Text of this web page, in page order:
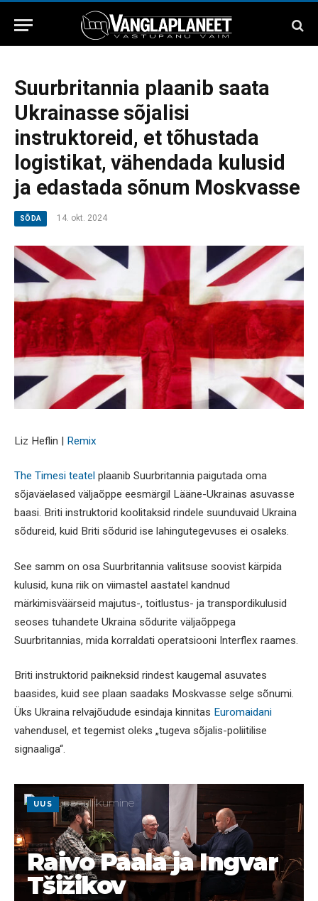
Suurbritannia plaanib saata
Ukrainasse sõjalisi
instruktoreid, et tõhustada
logistikat, vähendada kulusid
ja edastada sõnum Moskvasse
SÕDA 14. okt. 2024
Liz Heflin | Remix
The Timesi teatel plaanib Suurbritannia paigutada oma
sõjaväelased väljaõppe eesmärgil Lääne-Ukrainas asuvasse
baasi. Briti instruktorid koolitaksid rindele suunduvaid Ukraina
sõdureid, kuid Briti sõdurid ise lahingutegevuses ei osaleks.
See samm on osa Suurbritannia valitsuse soovist kärpida
kulusid, kuna riik on viimastel aastatel kandnud
märkimisväärseid majutus-, toitlustus- ja transpordikulusid
seoses tuhandete Ukraina sõdurite väljaõppega
Suurbritannias, mida korraldati operatsiooni Interflex raames.
Briti instruktorid paikneksid rindest kaugemal asuvates
baasides, kuid see plaan saadaks Moskvasse selge sõnumi.
Üks Ukraina relvajõudude esindaja kinnitas Euromaidani
vahendusel, et tegemist oleks „tugeva sõjalis-poliitilise
signaaliga“.
UUS
Raivo Paala ja Ingvar
Tšižikov